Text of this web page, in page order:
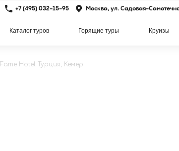
Круизы
Горящие туры
Каталог туров
Москва, ул. Садовая-
+7 (495) 032-15-95
Fame Hotel Турция, Кемер